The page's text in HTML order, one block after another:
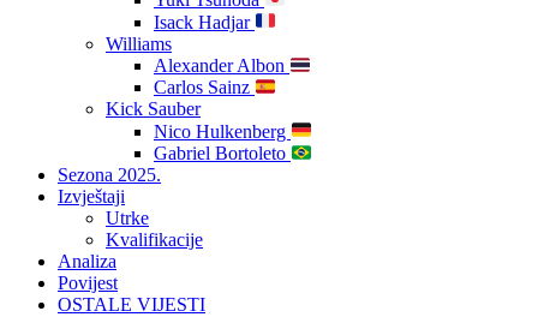
Isack Hadjar
Williams
Alexander Albon
Carlos Sainz
Kick Sauber
Nico Hulkenberg
Gabriel Bortoleto
Sezona 2025.
Izvještaji
Utrke
Kvalifikacije
Analiza
Povijest
OSTALE VIJESTI